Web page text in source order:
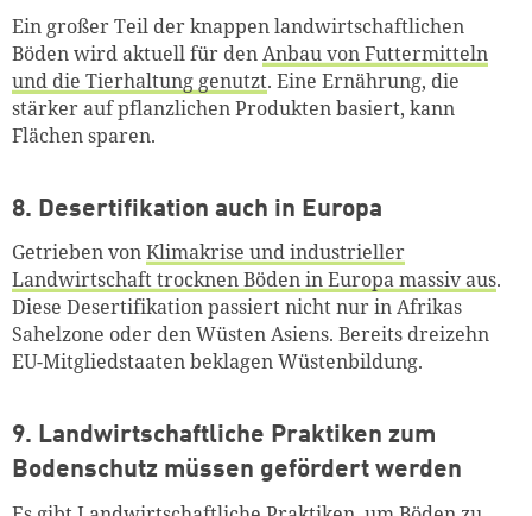
Ein großer Teil der knappen landwirtschaftlichen
Böden wird aktuell für denAnbau von Futtermitteln
und die Tierhaltung genutzt. Eine Ernährung, die
stärker auf pflanzlichen Produkten basiert, kann
Flächen sparen.
8. Desertifikation auch in Europa
Getrieben vonKlimakrise und industrieller
Landwirtschaft trocknen Böden in Europa massiv aus.
Diese Desertifikationpassiert nicht nur in Afrikas
Sahelzone oder den Wüsten Asiens. Bereits dreizehn
EU-Mitgliedstaaten beklagen Wüstenbildung.
9. Landwirtschaftliche Praktiken zum
Bodenschutz müssen gefördert werden